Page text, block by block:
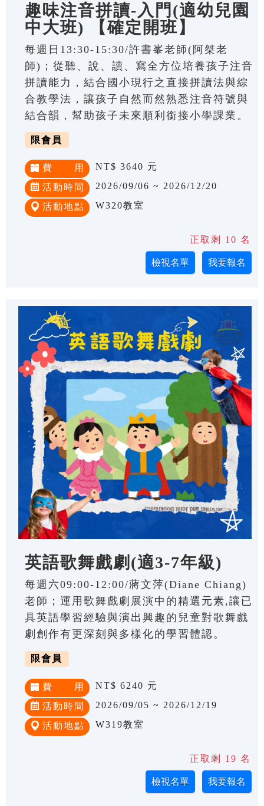
趣味注音拼讀-入門(適幼兒園
中大班) 【確定開班】
每週日13:30-15:30/許書峯老師(阿桀老
師)；從聽、說、讀、寫全方位培養孩子注音
拼讀能力，結合國小現行之直接拼讀法與綜
合教學法，讓孩子自然而然熟悉注音符號與
結合韻，幫助孩子未來順利銜接小學課業。
限會員
費 用 NT$ 3640 元
活動時間 2026/09/06 ~ 2026/12/20
活動地點 W320教室
正取剩 10 名
英語歌舞戲劇(適3-7年級)
每週六09:00-12:00/蔣文萍(Diane Chiang)
老師；運用歌舞戲劇展演中的精選元素,讓已
具英語學習經驗與演出興趣的兒童對歌舞戲
劇創作有更深刻與多樣化的學習體認。
限會員
費 用 NT$ 6240 元
活動時間 2026/09/05 ~ 2026/12/19
活動地點 W319教室
正取剩 19 名